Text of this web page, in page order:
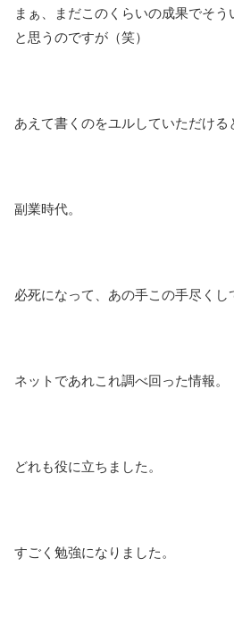
まぁ、まだこのくらいの成果でそ
と思うのですが（笑）
あえて書くのをユルしていただける
副業時代。
必死になって、あの手この手尽くし
ネットであれこれ調べ回った情報。
どれも役に立ちました。
すごく勉強になりました。